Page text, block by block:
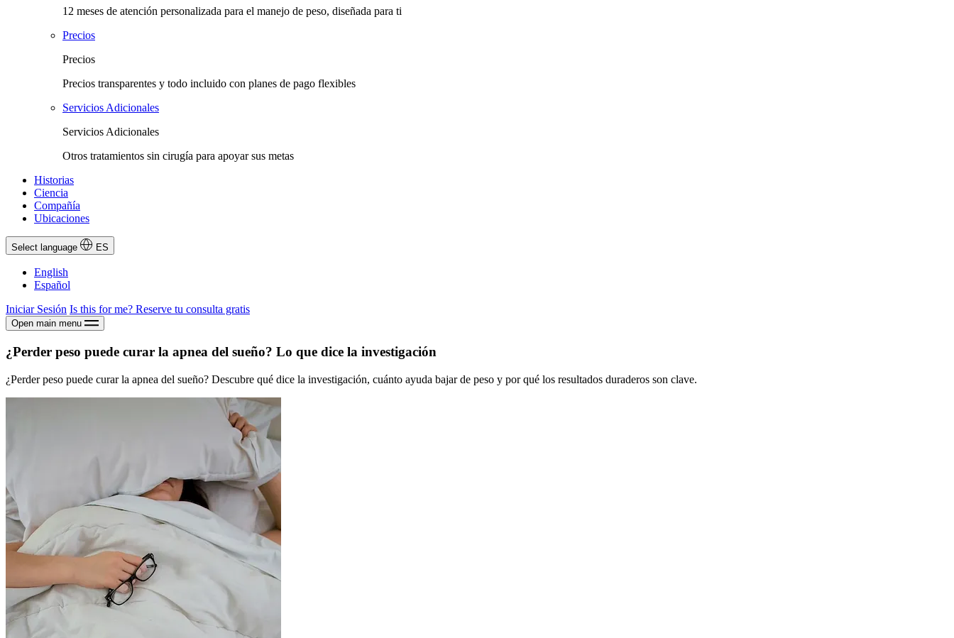
12 meses de atención personalizada para el manejo de peso, diseñada para ti
Precios
Precios
Precios transparentes y todo incluido con planes de pago flexibles
Servicios Adicionales
Servicios Adicionales
Otros tratamientos sin cirugía para apoyar sus metas
Historias
Ciencia
Compañía
Ubicaciones
Select language ES
English
Español
Iniciar Sesión Is this for me? Reserve tu consulta gratis
Open main menu
¿Perder peso puede curar la apnea del sueño? Lo que dice la investigación
¿Perder peso puede curar la apnea del sueño? Descubre qué dice la investigación, cuánto ayuda bajar de peso y por qué los resultados duraderos son clave.